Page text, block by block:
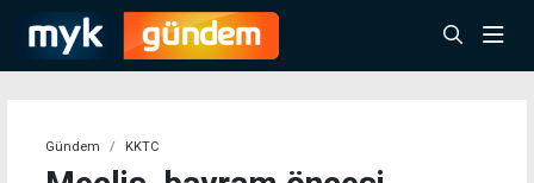
Gündem KKTC